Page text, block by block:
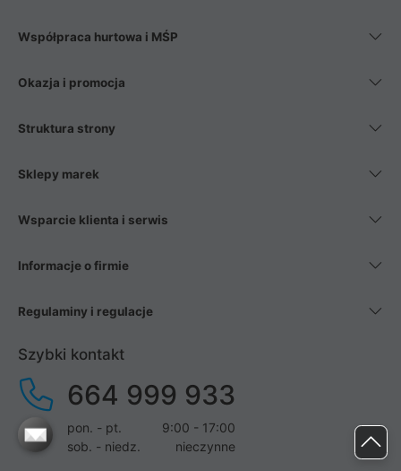
Współpraca hurtowa i MŚP
Okazja i promocja
Struktura strony
Sklepy marek
Wsparcie klienta i serwis
Informacje o firmie
Regulaminy i regulacje
Szybki kontakt
664 999 933
pon. - pt.
9:00 - 17:00
sob. - niedz.
nieczynne